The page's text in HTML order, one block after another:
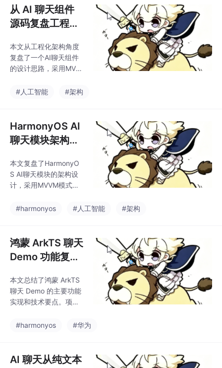
面入口、UI组件、状态
管理、业务流程控制、
AI平台适配、网络请求
架构采用MVVM模式，
通过ViewModel实现UI
与业务逻辑的解耦，状
新。模块还实现了Contr
从 AI 聊天组件
源码复盘工程化
解耦、Provider
与 SSE 流式响应
本文从工程化架构角度
复盘了一个AI聊天组件
的设计思路，采用MVV
核心链路包括：页面入
建ViewModel，Control
ler编排消息发送流程，
Provider适配不同AI平
络请求。通过ViewMod
el连接UI和业务，Contr
oller执行业务后更新状
计包括：用户消息立即
#人工智能 #架构
HarmonyOS AI
聊天模块架构复
态、Controller
到 Provider、S
本文复盘了HarmonyO
S AI聊天模块的架构设
计，采用MVVM模式分
装配能力，聊天组件管
状态中心，Controller处
理业务流程，Provider
适配不同AI平台，Http
r解析数据，业务卡片组
件展示内容。文章重点
分析了各层职责划分，
odel分离、Prov
#harmonyos #人工智能 #架构
鸿蒙 ArkTS 聊天
Demo 功能复
多轮会话、暂停
输出、历史记录
本文总结了鸿蒙 ArkTS
聊天 Demo 的主要功能
实现和技术要点。项目
现了真实 SSE 流式回
能。核心采用"AI占位消
#harmonyos #华为
AI 聊天从纯文本